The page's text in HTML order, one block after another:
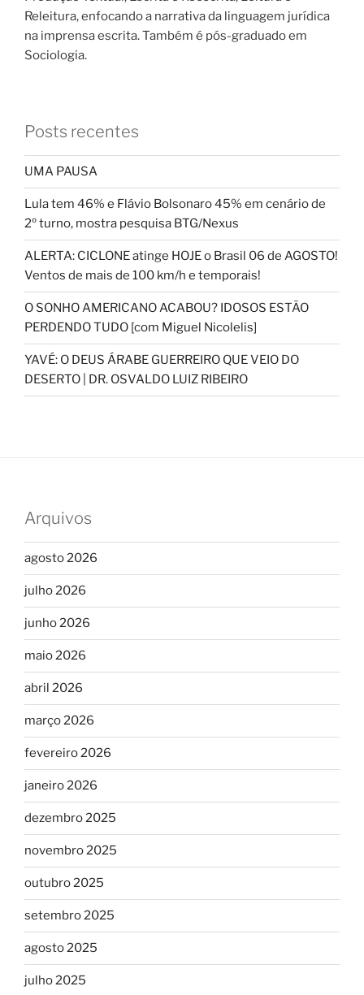
Releitura, enfocando a narrativa da linguagem jurídica
na imprensa escrita. Também é pós-graduado em
Sociologia.
Posts recentes
UMA PAUSA
Lula tem 46% e Flávio Bolsonaro 45% em cenário de
2º turno, mostra pesquisa BTG/Nexus
ALERTA: CICLONE atinge HOJE o Brasil 06 de AGOSTO!
Ventos de mais de 100 km/h e temporais!
O SONHO AMERICANO ACABOU? IDOSOS ESTÃO
PERDENDO TUDO [com Miguel Nicolelis]
YAVÉ: O DEUS ÁRABE GUERREIRO QUE VEIO DO
DESERTO | DR. OSVALDO LUIZ RIBEIRO
Arquivos
agosto 2026
julho 2026
junho 2026
maio 2026
abril 2026
março 2026
fevereiro 2026
janeiro 2026
dezembro 2025
novembro 2025
outubro 2025
setembro 2025
agosto 2025
julho 2025